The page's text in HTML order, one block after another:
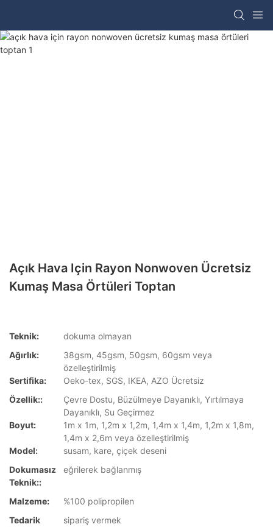
Açık Hava Için Rayon Nonwoven Ücretsiz
Kumaş Masa Örtüleri Toptan
Teknik:
dokuma olmayan
Ağırlık:
38gsm, 45gsm, 50gsm, 60gsm veya
özelleştirilmiş
Sertifika:
Oeko-tex, SGS, IKEA, AZO Ücretsiz
Özellik::
Çevre Dostu, Büzülmeye Dayanıklı, Yırtılmaya
Dayanıklı, Su Geçirmez
Boyut:
1m x 1m, 1,2m x 1,2m, 1,4m x 1,4m, 1,2m x 1,8m,
1,4m x 2,6m veya özelleştirilmiş
Model:
susam, kare, çiçek deseni
Dokumasız
Teknik::
eğrilerek bağlanmış
Malzeme:
%100 polipropilen
Tedarik
sipariş vermek